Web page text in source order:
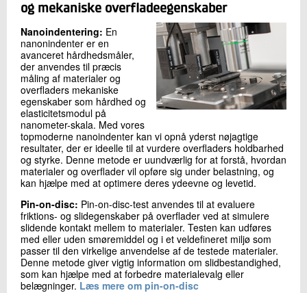
og mekaniske overfladeegenskaber
Nanoindentering: En
nanonindenter er en
avanceret hårdhedsmåler,
der anvendes til præcis
måling af materialer og
overfladers mekaniske
egenskaber som hårdhed og
elasticitetsmodul på
nanometer-skala. Med vores
topmoderne nanoindenter kan vi opnå yderst nøjagtige
resultater, der er ideelle til at vurdere overfladers holdbarhed
og styrke. Denne metode er uundværlig for at forstå, hvordan
materialer og overflader vil opføre sig under belastning, og
kan hjælpe med at optimere deres ydeevne og levetid.
Pin-on-disc: Pin-on-disc-test anvendes til at evaluere
friktions- og slidegenskaber på overflader ved at simulere
slidende kontakt mellem to materialer. Testen kan udføres
med eller uden smøremiddel og i et veldefineret miljø som
passer til den virkelige anvendelse af de testede materialer.
Denne metode giver vigtig information om slidbestandighed,
som kan hjælpe med at forbedre materialevalg eller
belægninger. Læs mere om pin-on-disc